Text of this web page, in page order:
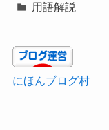
用語解説
にほんブログ村